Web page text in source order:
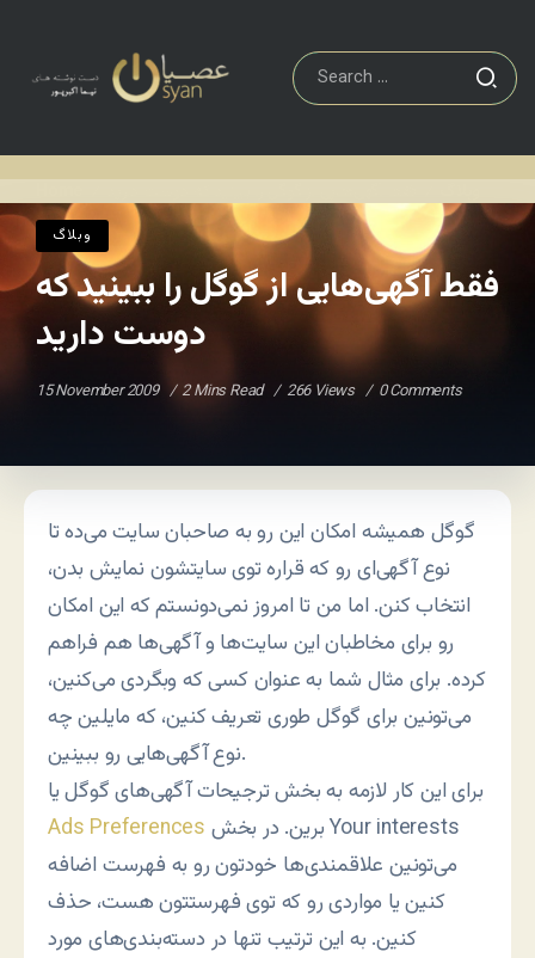
وبلاگ
فقط آگهی‌هایی از گوگل را ببینید که
دوست دارید
15 November 2009 2 Mins Read 266 Views 0 Comments
گوگل همیشه امکان این رو به صاحبان سایت می‌ده تا
نوع آگهی‌ای رو که قراره توی سایتشون نمایش بدن،
انتخاب کنن. اما من تا امروز نمی‌دونستم که این امکان
رو برای مخاطبان این سایت‌ها و آگهی‌ها هم فراهم
کرده. برای مثال شما به عنوان کسی که وبگردی می‌کنین،
می‌تونین برای گوگل طوری تعریف کنین، که مایلین چه
نوع آگهی‌هایی رو ببینین.
برای این کار لازمه به بخش ترجیحات آگهی‌های گوگل یا
Ads Preferences
می‌تونین علاقمندی‌ها خودتون رو به فهرست اضافه
کنین یا مواردی رو که توی فهرستتون هست، حذف
کنین. به این ترتیب تنها در دسته‌بندی‌های مورد